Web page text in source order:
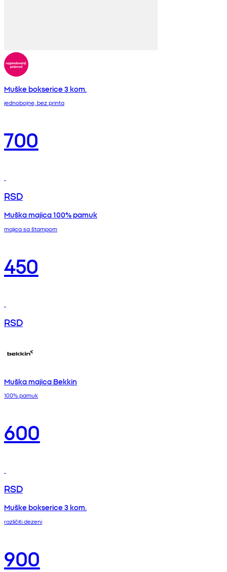
Muške bokserice 3 kom.
jednobojne, bez printa
700
RSD
Muška majica 100% pamuk
majica sa štampom
450
RSD
Muška majica Bekkin
100% pamuk
600
RSD
Muške bokserice 3 kom.
različiti dezeni
900